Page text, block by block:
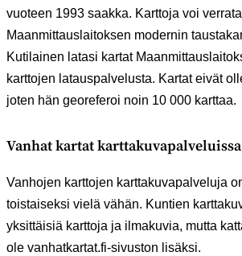
vuoteen 1993 saakka. Karttoja voi verrata
Maanmittauslaitoksen modernin
Kutilainen latasi kartat
karttojen latauspalvelusta. Kartat eivät
joten hän georeferoi noin 10 000 karttaa.
Vanhat kartat karttakuvapalveluissa
Vanhojen karttojen karttakuvapalveluja
toistaiseksi vielä vähän. Kuntien
yksittäisiä karttoja ja ilmakuvia, mutta
ole vanhatkartat.fi-sivuston lisäksi.